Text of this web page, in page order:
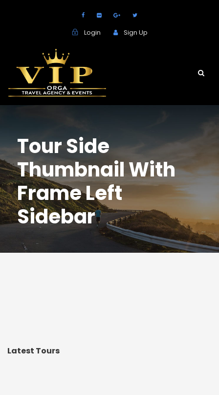
Login Sign Up
Tour Side
Thumbnail With
Frame Left
Sidebar
Latest Tours